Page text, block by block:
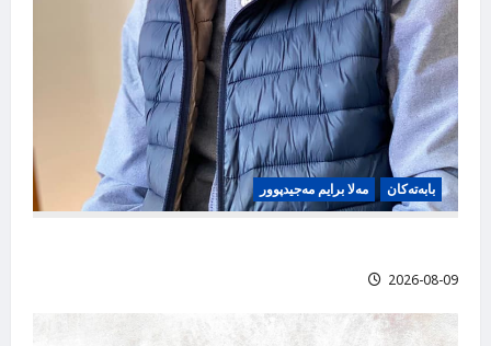
بابه‌ته‌کان مەلا برایم مەجیدپوور
2026-08-09